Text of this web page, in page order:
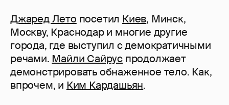
Джаред Лето посетил Киев, Минск,
Москву, Краснодар и многие другие
города, где выступил с демократичными
речами. Майли Сайрус продолжает
демонстрировать обнаженное тело. Как,
впрочем, и Ким Кардашьян.